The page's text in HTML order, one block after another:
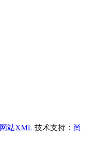
网站XML 技术支持： 尚